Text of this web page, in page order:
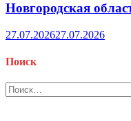
Новгородская
27.07.202627.07.2026
Поиск
Найти: